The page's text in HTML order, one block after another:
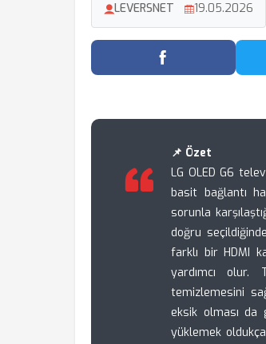
LEVERSNET 19.05.2026
Facebook'ta
📌 Özet
LG OLED G6
basit bağlantı
sorunla
doğru
farklı bir HDMI
yardımcı olur.
temizlemesini
eksik olması da
yüklemek